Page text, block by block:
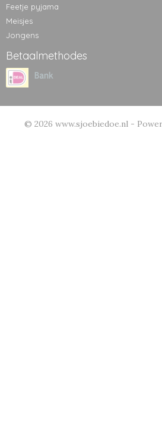
Feetje pyjama
Meisjes
Jongens
Betaalmethodes
© 2026 www.sjoebiedoe.nl -